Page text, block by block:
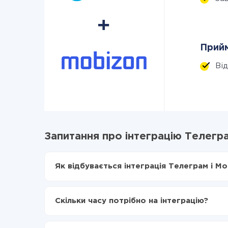
Запитання про інтеграцію
Як відбувається інтеграція Телеграм і
Включаєте автооновлення
Скільки часу потрібно на інтеграцію?